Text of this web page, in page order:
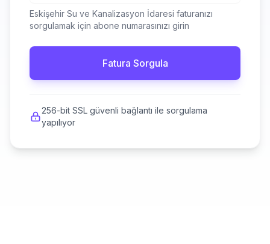
Eskişehir Su ve Kanalizasyon İdaresi faturanızı
sorgulamak için abone numarasınızı girin
Fatura Sorgula
256-bit SSL güvenli bağlantı ile sorgulama
yapılıyor